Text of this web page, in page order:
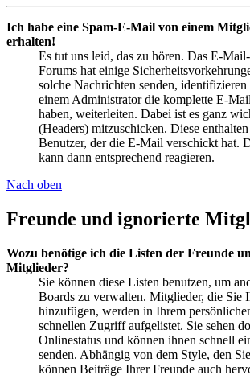
Ich habe eine Spam-E-Mail von einem
erhalten!
Es tut uns leid, das zu hören. Das E-
Forums hat einige
solche Nachrichten senden,
einem Administrator die komplette E-
haben, weiterleiten. Dabei ist es ganz
(Headers) mitzuschicken. Diese
Benutzer, der die E-Mail verschickt hat.
kann dann entsprechend reagieren.
Nach oben
Freunde und ignorierte
Wozu benötige ich die Listen der Freunde
Mitglieder?
Sie können diese Listen benutzen, um
Boards zu verwalten. Mitglieder, die Sie
hinzufügen, werden in Ihrem
schnellen Zugriff aufgelistet. Sie sehen
Onlinestatus und können ihnen schnell
senden. Abhängig von dem Style, den
können Beiträge Ihrer Freunde auch